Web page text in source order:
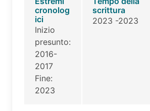
cronolog
ici
Inizio
presunto:
2016-
2017
Fine:
2023
scrittura
2023 -2023